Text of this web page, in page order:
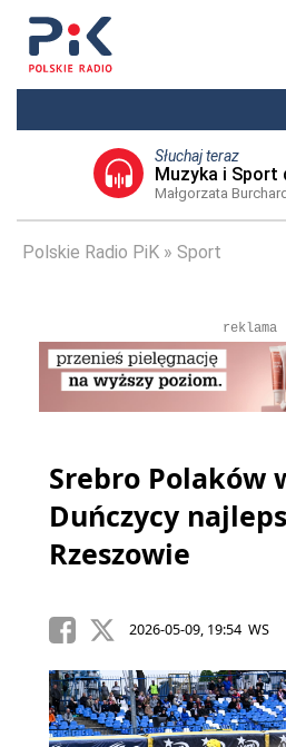
Słuchaj teraz
Muzyka i Sport
Małgorzata
Polskie Radio PiK Sport
reklama
Srebro Polaków
Duńczycy
Rzeszowie
2026-05-09, 19:54 WS